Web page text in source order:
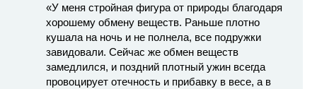
«У меня стройная фигура от природы благодаря
хорошему обмену веществ. Раньше плотно
кушала на ночь и не полнела, все подружки
завидовали. Сейчас же обмен веществ
замедлился, и поздний плотный ужин всегда
провоцирует отечность и прибавку в весе, а в